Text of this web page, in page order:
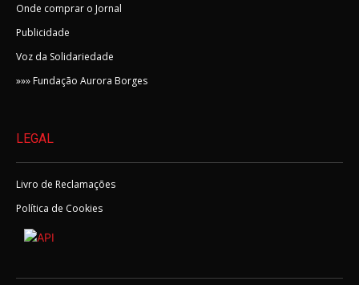
Onde comprar o Jornal
Publicidade
Voz da Solidariedade
»»» Fundação Aurora Borges
LEGAL
Livro de Reclamações
Política de Cookies